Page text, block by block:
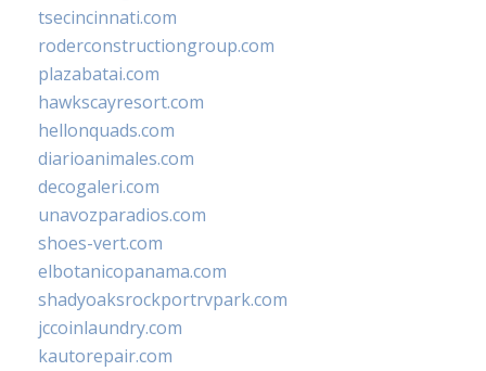
tsecincinnati.com
roderconstructiongroup.com
plazabatai.com
hawkscayresort.com
hellonquads.com
diarioanimales.com
decogaleri.com
unavozparadios.com
shoes-vert.com
elbotanicopanama.com
shadyoaksrockportrvpark.com
jccoinlaundry.com
kautorepair.com